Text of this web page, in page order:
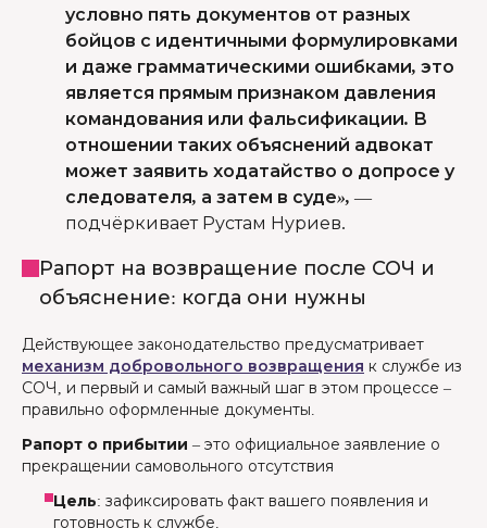
условно пять документов от разных
бойцов с идентичными формулировками
и даже грамматическими ошибками, это
является прямым признаком давления
командования или фальсификации. В
отношении таких объяснений адвокат
может заявить ходатайство о допросе у
следователя, а затем в суде», —
подчёркивает Рустам Нуриев.
Рапорт на возвращение после СОЧ и
объяснение: когда они нужны
Действующее законодательство предусматривает
механизм добровольного возвращения к службе из
СОЧ, и первый и самый важный шаг в этом процессе –
правильно оформленные документы.
Рапорт о прибытии – это официальное заявление о
прекращении самовольного отсутствия
Цель: зафиксировать факт вашего появления и
готовность к службе.